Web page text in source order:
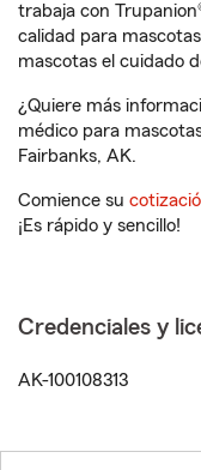
trabaja con
calidad para
mascotas el cuidado
¿Quiere más
médico para
Fairbanks, AK.
Comience su
¡Es rápido y sencillo!
Credenciales y
AK-100108313